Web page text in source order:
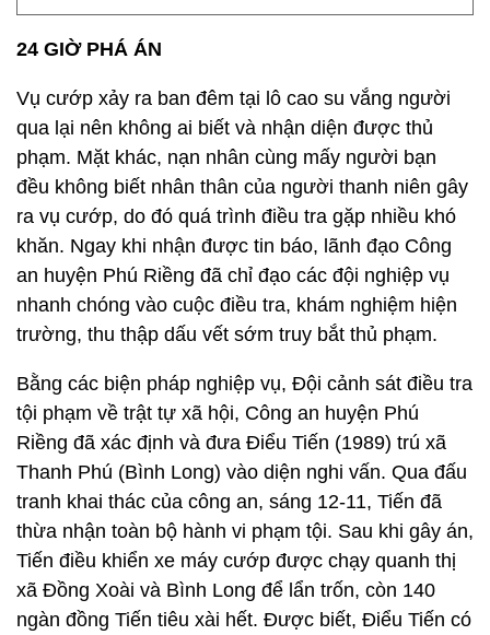
24 GIỜ PHÁ ÁN
Vụ cướp xảy ra ban đêm tại lô cao su vắng người
qua lại nên không ai biết và nhận diện được thủ
phạm. Mặt khác, nạn nhân cùng mấy người bạn
đều không biết nhân thân của người thanh niên gây
ra vụ cướp, do đó quá trình điều tra gặp nhiều khó
khăn. Ngay khi nhận được tin báo, lãnh đạo Công
an huyện Phú Riềng đã chỉ đạo các đội nghiệp vụ
nhanh chóng vào cuộc điều tra, khám nghiệm hiện
trường, thu thập dấu vết sớm truy bắt thủ phạm.
Bằng các biện pháp nghiệp vụ, Đội cảnh sát điều tra
tội phạm về trật tự xã hội, Công an huyện Phú
Riềng đã xác định và đưa Điểu Tiến (1989) trú xã
Thanh Phú (Bình Long) vào diện nghi vấn. Qua đấu
tranh khai thác của công an, sáng 12-11, Tiến đã
thừa nhận toàn bộ hành vi phạm tội. Sau khi gây án,
Tiến điều khiển xe máy cướp được chạy quanh thị
xã Đồng Xoài và Bình Long để lẩn trốn, còn 140
ngàn đồng Tiến tiêu xài hết. Được biết, Điểu Tiến có